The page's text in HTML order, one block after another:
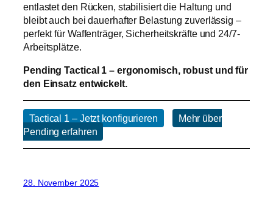
entlastet den Rücken, stabilisiert die Haltung und
bleibt auch bei dauerhafter Belastung zuverlässig –
perfekt für Waffenträger, Sicherheitskräfte und 24/7-
Arbeitsplätze.
Pending Tactical 1 – ergonomisch, robust und für
den Einsatz entwickelt.
Tactical 1 – Jetzt konfigurieren
Mehr über
Pending erfahren
28. November 2025